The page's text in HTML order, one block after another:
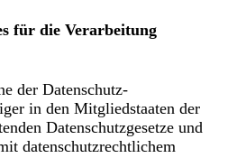
für die Verarbeitung
der Datenschutz-
in den Mitgliedstaaten der
Datenschutzgesetze und
datenschutzrechtlichem